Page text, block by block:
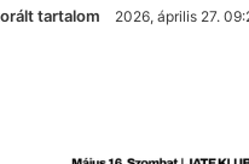
tartalom 2026, április 27.